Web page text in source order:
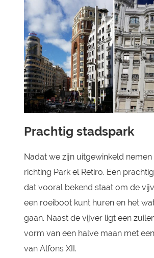
Prachtig stadspark
Nadat we zijn uitgewinkeld
richting Park el Retiro. Een
dat vooral bekend staat om de
een roeiboot kunt huren en het
gaan. Naast de vijver ligt een
vorm van een halve maan met
van Alfons XII.